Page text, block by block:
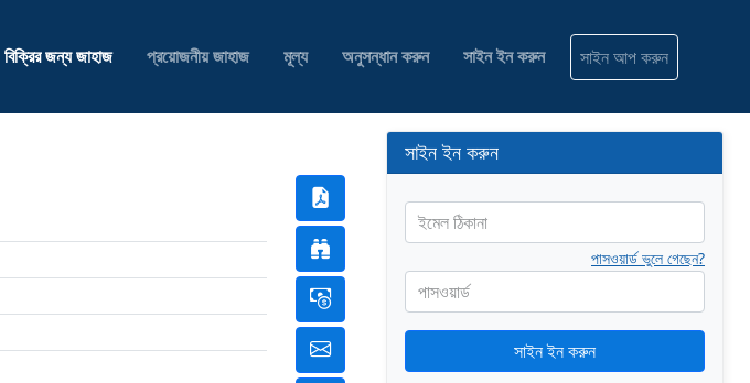
বিক্রির জন্য জাহাজ প্রয়োজনীয় জাহাজ মূল্য অনুসন্ধান করুন সাইন ইন করুন সাইন আপ করুন
সাইন ইন করুন
ইমেল ঠিকানা
পাসওয়ার্ড
পাসওয়ার্ড ভুলে গেছেন?
সাইন ইন করুন